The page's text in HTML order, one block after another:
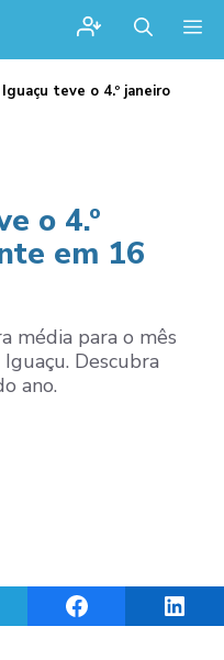
teve o 4.º janeiro
o 4.º
em 16
média para o mês
Descubra
ano.
on TelegramShare on Facebook